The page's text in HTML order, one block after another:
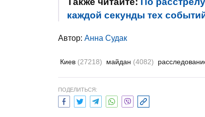
каждой секунды тех
Автор: Анна Судак
Киев (27218) майдан (4082)
ПОДЕЛИТЬСЯ: